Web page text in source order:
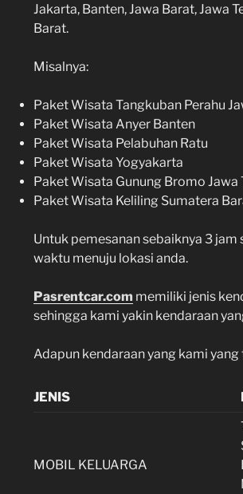
Jakarta, Banten, Jawa Barat, Jawa
Barat.
Misalnya:
Paket Wisata Tangkuban Perahu
Paket Wisata Anyer Banten
Paket Wisata Pelabuhan Ratu
Paket Wisata Yogyakarta
Paket Wisata Gunung Bromo Jawa
Paket Wisata Keliling Sumatera
Untuk pemesanan sebaiknya 3
waktu menuju lokasi anda.
Pasrentcar.com memiliki jenis
sehingga kami yakin kendaraan
Adapun kendaraan yang kami
JENIS
MOBIL KELUARGA